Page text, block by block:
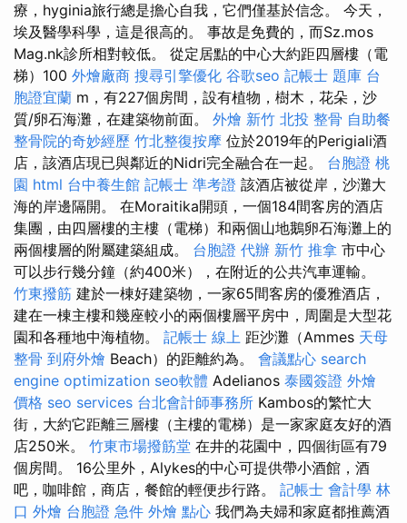
療，hyginia旅行總是擔心自我，它們僅基於信念。 今天，
埃及醫學科學，這是很高的。 事故是免費的，而Sz.mos
Mag.nk診所相對較低。 從定居點的中心大約距四層樓（電
梯）100 外燴廠商 搜尋引擎優化 谷歌seo 記帳士 題庫 台
胞證宜蘭 m，有227個房間，設有植物，樹木，花朵，沙
質/卵石海灘，在建築物前面。 外燴 新竹 北投 整骨 自助餐
整骨院的奇妙經歷 竹北整復按摩 位於2019年的Perigiali酒
店，該酒店現已與鄰近的Nidri完全融合在一起。 台胞證 桃
園 html 台中養生館 記帳士 準考證 該酒店被從岸，沙灘大
海的岸邊隔開。 在Moraitika開頭，一個184間客房的酒店
集團，由四層樓的主樓（電梯）和兩個山地鵝卵石海灘上的
兩個樓層的附屬建築組成。 台胞證 代辦 新竹 推拿 市中心
可以步行幾分鐘（約400米），在附近的公共汽車運輸。
竹東撥筋 建於一棟好建築物，一家65間客房的優雅酒店，
建在一棟主樓和幾座較小的兩個樓層平房中，周圍是大型花
園和各種地中海植物。 記帳士 線上 距沙灘（Ammes 天母
整骨 到府外燴 Beach）的距離約為。 會議點心 search
engine optimization seo軟體 Adelianos 泰國簽證 外燴
價格 seo services 台北會計師事務所 Kambos的繁忙大
街，大約它距離三層樓（主樓的電梯）是一家家庭友好的酒
店250米。 竹東市場撥筋堂 在井的花園中，四個街區有79
個房間。 16公里外，Alykes的中心可提供帶小酒館，酒
吧，咖啡館，商店，餐館的輕便步行路。 記帳士 會計學 林
口 外燴 台胞證 急件 外燴 點心 我們為夫婦和家庭都推薦酒